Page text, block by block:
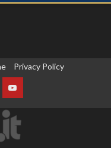
Privacy Policy
YouTube